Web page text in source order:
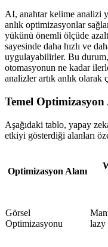
AI, anahtar kelime analizi
anlık optimizasyonlar
yükünü önemli ölçüde
sayesinde daha hızlı ve
uygulayabilirler. Bu
otomasyonun ne kadar
analizler artık anlık olarak
Temel Optimizasyon
Aşağıdaki tablo, yapay
etkiyi gösterdiği alanları
Optimizasyon Alanı
Görsel
Optimizasyonu
lazy